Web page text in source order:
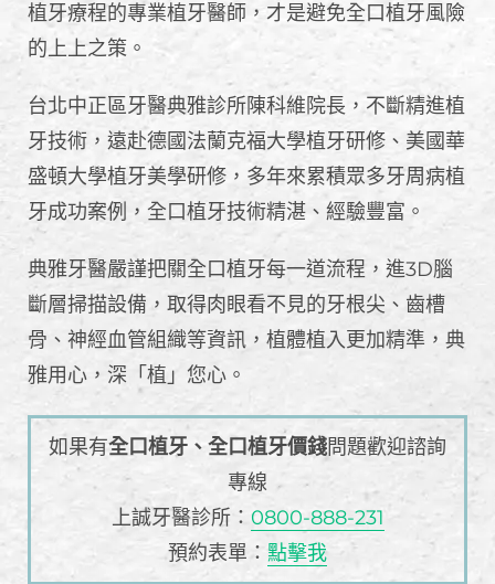
植牙療程的專業植牙醫師，才是避免全口植牙風險
的上上之策。
台北中正區牙醫典雅診所陳科維院長，不斷精進植
牙技術，遠赴德國法蘭克福大學植牙研修、美國華
盛頓大學植牙美學研修，多年來累積眾多牙周病植
牙成功案例，全口植牙技術精湛、經驗豐富。
典雅牙醫嚴謹把關全口植牙每一道流程，進3D腦
斷層掃描設備，取得肉眼看不見的牙根尖、齒槽
骨、神經血管組織等資訊，植體植入更加精準，典
雅用心，深「植」您心。
如果有全口植牙、全口植牙價錢問題歡迎諮詢
專線
上誠牙醫診所： 0800-888-231
預約表單： 點擊我